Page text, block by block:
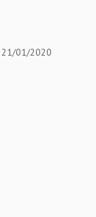
21/01/2020